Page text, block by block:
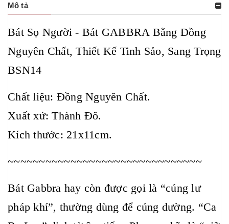
Mô tả
Bát Sọ Người - Bát GABBRA Bằng Đồng
Nguyên Chất, Thiết Kế Tinh Sảo, Sang Trọng
BSN14
Chất liệu: Đồng Nguyên Chất.
Xuất xứ: Thành Đô.
Kích thước: 21x11cm.
~~~~~~~~~~~~~~~~~~~~~~~~~~~~~~~
Bát Gabbra hay còn được gọi là “cúng lư
pháp khí”, thường dùng để cúng dường. “Ca